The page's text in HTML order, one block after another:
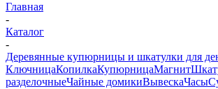
Главная
-
Каталог
-
Деревянные купюрницы и шкатулки для
КлючницаКопилкаКупюрницаМагнит
разделочныеЧайные домикиВывескаЧасы